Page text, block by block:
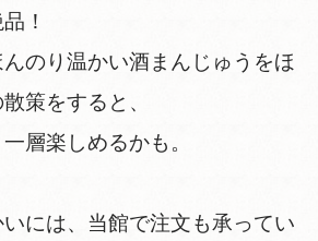
！
のり温かい酒まんじゅうをほ
策をすると、
層楽しめるかも。
には、当館で注文も承ってい